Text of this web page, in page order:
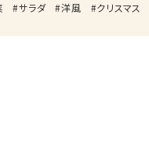
サラダ 洋風 クリスマス